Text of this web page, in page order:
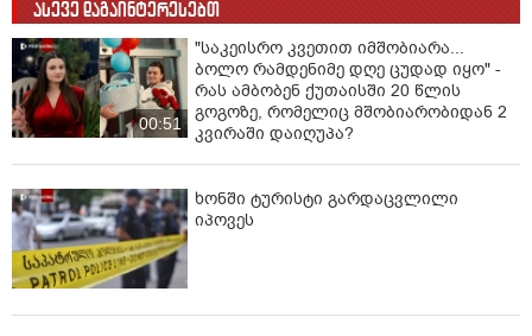
ასევე დაგაინტერესებთ
00:51
"სა­კე­ის­რო კვე­თით იმ­შო­ბი­ა­რა...
ბოლო რამ­დე­ნი­მე დღე ცუ­დად იყო" -
რას ამბობენ ქუთაისში 20 წლის
გოგოზე, რომელიც მშობიარობიდან 2
კვირაში დაიღუპა?
ხონში ტურისტი გარდაცვლილი
იპოვეს